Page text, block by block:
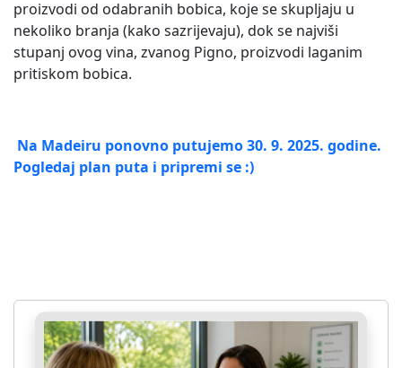
proizvodi od odabranih bobica, koje se skupljaju u
nekoliko branja (kako sazrijevaju), dok se najviši
stupanj ovog vina, zvanog Pigno, proizvodi laganim
pritiskom bobica.
Na Madeiru ponovno putujemo 30. 9. 2025. godine.
Pogledaj plan puta i pripremi se :)